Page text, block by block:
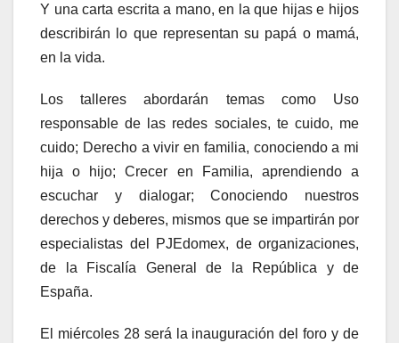
Y una carta escrita a mano, en la que hijas e hijos
describirán lo que representan su papá o mamá,
en la vida.
Los talleres abordarán temas como Uso
responsable de las redes sociales, te cuido, me
cuido; Derecho a vivir en familia, conociendo a mi
hija o hijo; Crecer en Familia, aprendiendo a
escuchar y dialogar; Conociendo nuestros
derechos y deberes, mismos que se impartirán por
especialistas del PJEdomex, de organizaciones,
de la Fiscalía General de la República y de
España.
El miércoles 28 será la inauguración del foro y de